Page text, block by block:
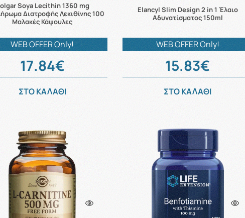
Soya Lecithin 1360 mg
Διατροφής Λεκιθίνης 100
Μαλακές Κάψουλες
WEB OFFER Only!
17.84€
ΣΤΟ ΚΑΛΑΘΙ
Elancyl Slim Design 2 in 1 Έλαιο
Αδυνατίσματος 150ml
WEB OFFER Only!
15.83€
ΣΤΟ ΚΑΛΑΘΙ